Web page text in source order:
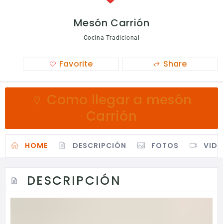
Mesón Carrión
Cocina Tradicional
Favorite Share
Como llegar a mesón
Carrión
HOME DESCRIPCIÓN FOTOS
DESCRIPCIÓN